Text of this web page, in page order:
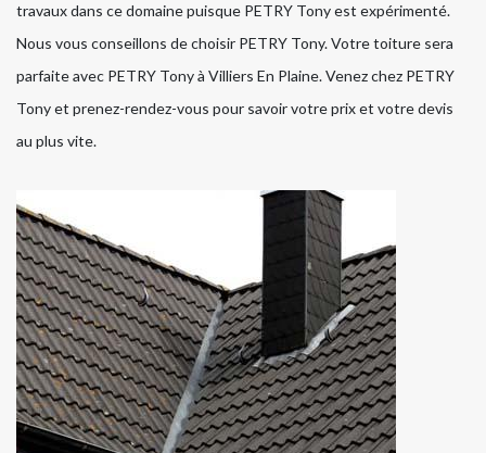
travaux dans ce domaine puisque PETRY Tony est expérimenté.
Nous vous conseillons de choisir PETRY Tony. Votre toiture sera
parfaite avec PETRY Tony à Villiers En Plaine. Venez chez PETRY
Tony et prenez-rendez-vous pour savoir votre prix et votre devis
au plus vite.